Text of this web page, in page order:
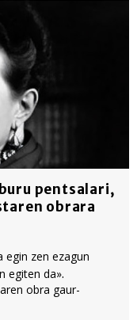
pentsalari,
obrara
egin zen ezagun
egiten da».
obra gaur-